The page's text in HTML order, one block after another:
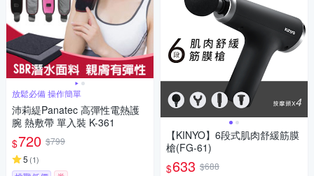
放鬆必備 操作簡單
沛莉緹Panatec 高彈性電熱護
腕 熱敷帶 單入裝 K-361
$720 $799
5 (1)
【KINYO】6段式肌肉舒緩筋膜
槍(FG-61)
$633 $688